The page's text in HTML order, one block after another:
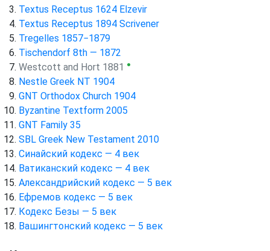
Textus Receptus 1624 Elzevir
Textus Receptus 1894 Scrivener
Tregelles 1857−1879
Tischendorf 8th — 1872
Westcott and Hort 1881 ●
Nestle Greek NT 1904
GNT Orthodox Church 1904
Byzantine Textform 2005
GNT Family 35
SBL Greek New Testament 2010
Синайский кодекс — 4 век
Ватиканский кодекс — 4 век
Александрийский кодекс — 5 век
Ефремов кодекс — 5 век
Кодекс Безы — 5 век
Вашингтонский кодекс — 5 век